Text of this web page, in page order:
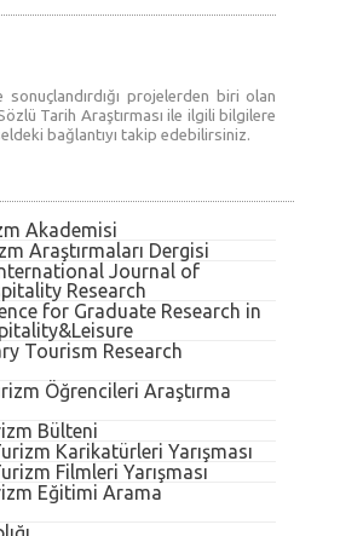
sonuçlandırdığı projelerden biri olan
Tarih Araştırması ile ilgili bilgilere
bağlantıyı takip edebilirsiniz.
Akademisi
Araştırmaları Dergisi
Journal of
Research
for Graduate Research in
Tourism Research
Öğrencileri Araştırma
Bülteni
Karikatürleri Yarışması
Filmleri Yarışması
Eğitimi Arama